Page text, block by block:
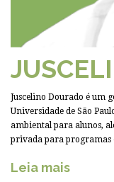
Juscelino Dourado é um
Universidade de São
ambiental para alunos,
privada para programas
Leia mais